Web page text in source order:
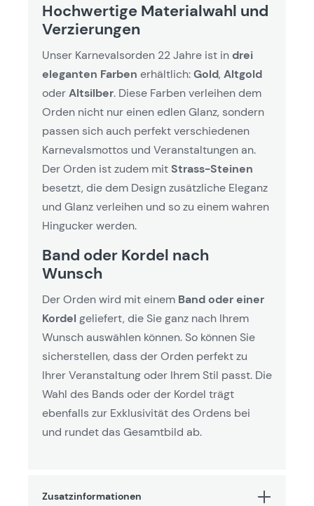
Hochwertige Materialwahl und
Verzierungen
Unser Karnevalsorden 22 Jahre ist indrei
eleganten Farben erhältlich:Gold, Altgold
oderAltsilber. Diese Farben verleihen dem
Orden nicht nur einen edlen Glanz, sondern
passen sich auch perfekt verschiedenen
Karnevalsmottos und Veranstaltungen an.
Der Orden ist zudem mit Strass-Steinen
besetzt, die dem Design zusätzliche Eleganz
und Glanz verleihen und so zu einem wahren
Hingucker werden.
Band oder Kordel nach
Wunsch
Der Orden wird mit einem Band oder einer
Kordel geliefert, die Sie ganz nach Ihrem
Wunsch auswählen können. So können Sie
sicherstellen, dass der Orden perfekt zu
Ihrer Veranstaltung oder Ihrem Stil passt. Die
Wahl des Bands oder der Kordel trägt
ebenfalls zur Exklusivität des Ordens bei
und rundet das Gesamtbild ab.
Zusatzinformationen